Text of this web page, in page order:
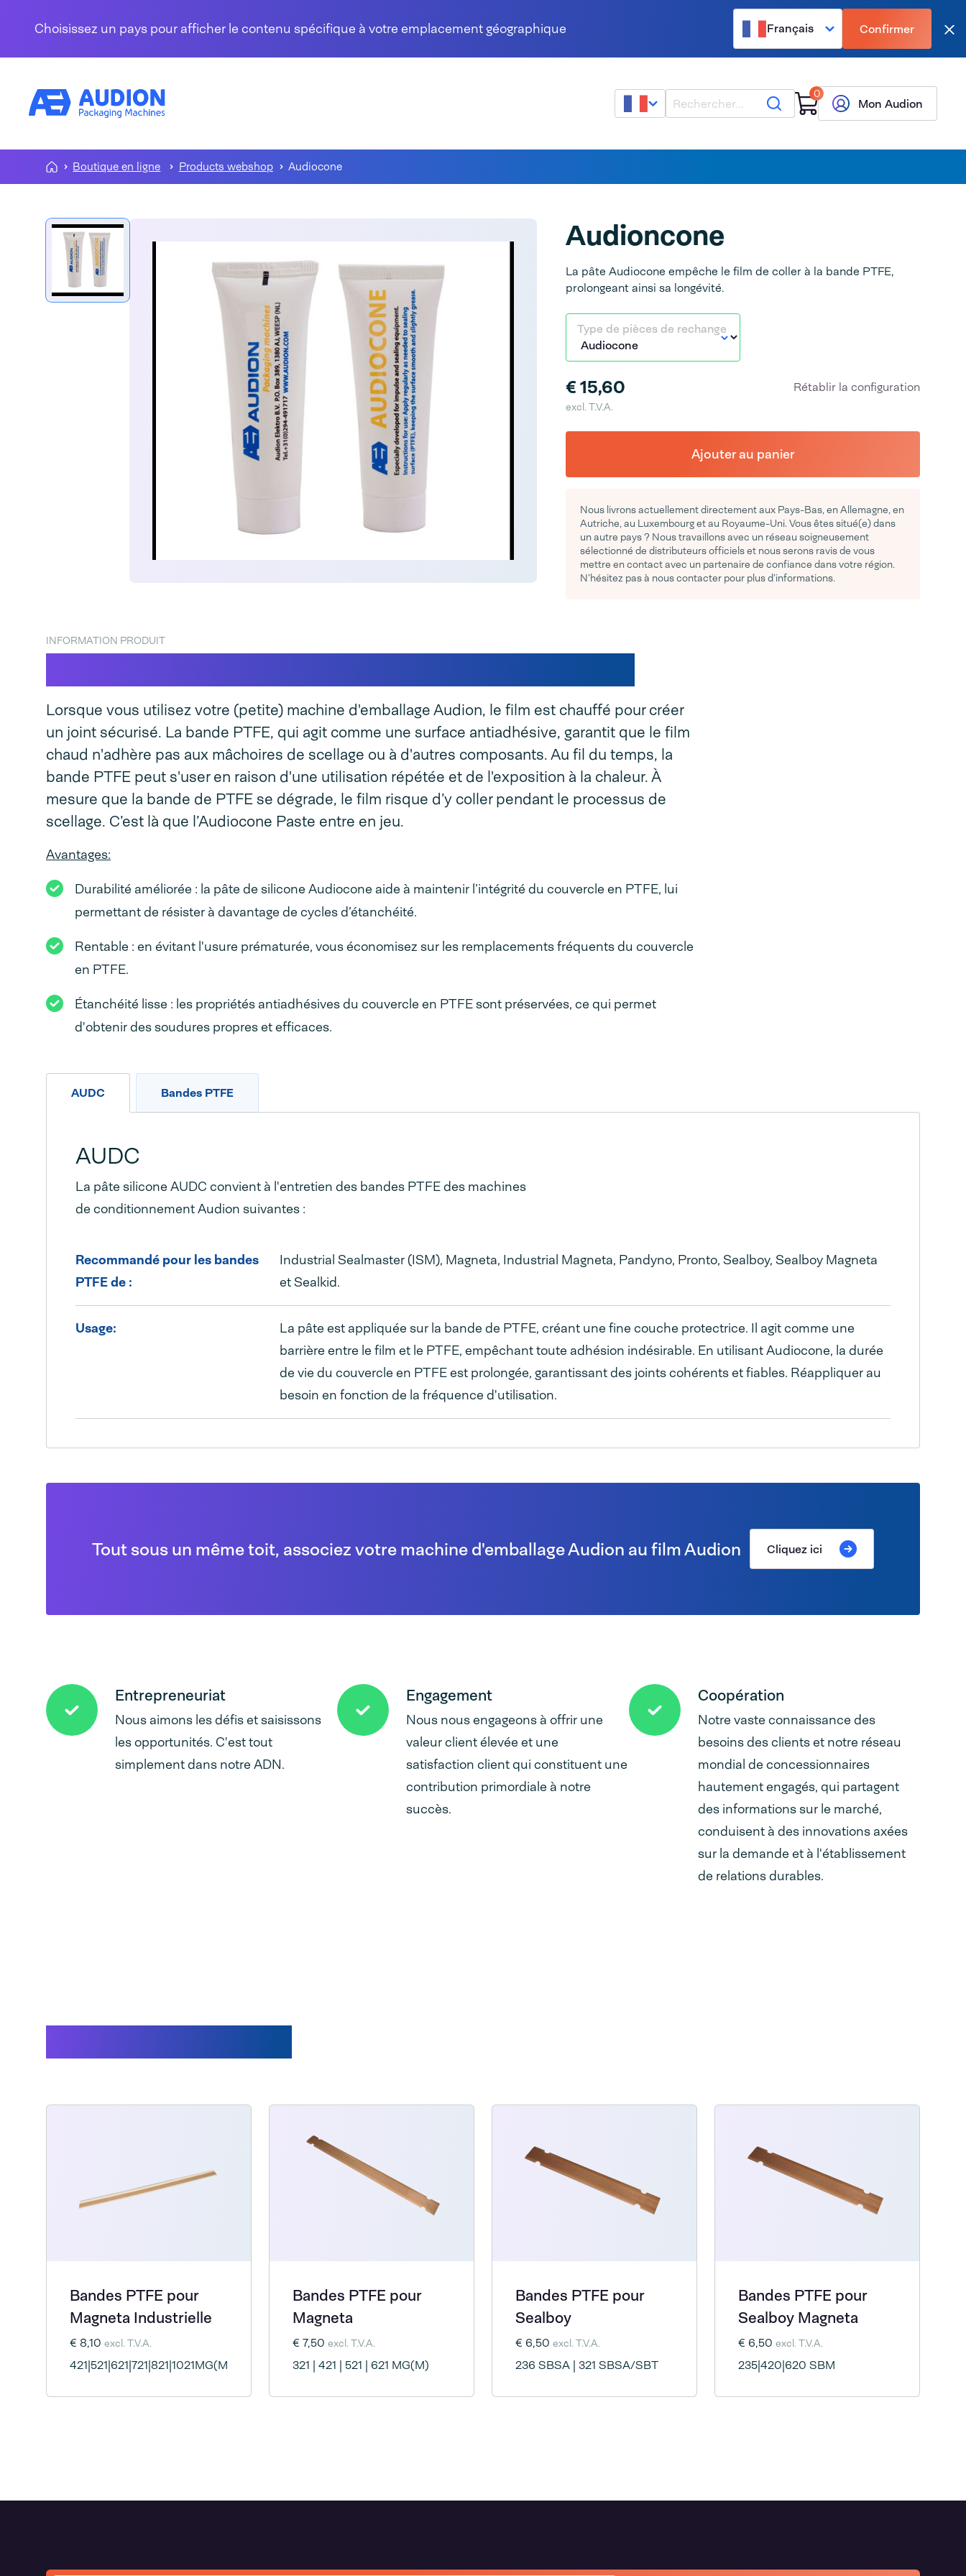
Choisissez un pays pour afficher le contenu spécifique à votre emplacement géographique
Français Confirmer
Rechercher 0
Mon Audion
Boutique en ligne Products webshop Audiocone
Audioncone
La pâte Audiocone empêche le film de coller à la bande PTFE,
prolongeant ainsi sa longévité.
Type de pièces de rechange
€ 15,60
excl. T.V.A.
Rétablir la configuration
Ajouter au panier
Nous livrons actuellement directement aux Pays-Bas, en Allemagne, en
Autriche, au Luxembourg et au Royaume-Uni. Vous êtes situé(e) dans
un autre pays ? Nous travaillons avec un réseau soigneusement
sélectionné de distributeurs officiels et nous serons ravis de vous
mettre en contact avec un partenaire de confiance dans votre région.
N’hésitez pas à nous contacter pour plus d’informations.
INFORMATION PRODUIT
Lorsque vous utilisez votre (petite) machine d'emballage Audion, le film est chauffé pour créer
un joint sécurisé. La bande PTFE, qui agit comme une surface antiadhésive, garantit que le film
chaud n'adhère pas aux mâchoires de scellage ou à d'autres composants. Au fil du temps, la
bande PTFE peut s'user en raison d'une utilisation répétée et de l'exposition à la chaleur. À
mesure que la bande de PTFE se dégrade, le film risque d’y coller pendant le processus de
scellage. C’est là que l’Audiocone Paste entre en jeu.
Avantages:
Durabilité améliorée : la pâte de silicone Audiocone aide à maintenir l’intégrité du couvercle en PTFE, lui
permettant de résister à davantage de cycles d’étanchéité.
Rentable : en évitant l'usure prématurée, vous économisez sur les remplacements fréquents du couvercle
en PTFE.
Étanchéité lisse : les propriétés antiadhésives du couvercle en PTFE sont préservées, ce qui permet
d'obtenir des soudures propres et efficaces.
AUDC Bandes PTFE
AUDC
La pâte silicone AUDC convient à l'entretien des bandes PTFE des machines
de conditionnement Audion suivantes :
Recommandé pour les bandes
PTFE de :
Industrial Sealmaster (ISM), Magneta, Industrial Magneta, Pandyno, Pronto, Sealboy, Sealboy Magneta
et Sealkid.
Usage:
La pâte est appliquée sur la bande de PTFE, créant une fine couche protectrice. Il agit comme une
barrière entre le film et le PTFE, empêchant toute adhésion indésirable. En utilisant Audiocone, la durée
de vie du couvercle en PTFE est prolongée, garantissant des joints cohérents et fiables. Réappliquer au
besoin en fonction de la fréquence d'utilisation.
Tout sous un même toit, associez votre machine d'emballage Audion au film Audion Cliquez ici
Entrepreneuriat
Nous aimons les défis et saisissons
les opportunités. C'est tout
simplement dans notre ADN.
Engagement
Nous nous engageons à offrir une
valeur client élevée et une
satisfaction client qui constituent une
contribution primordiale à notre
succès.
Coopération
Notre vaste connaissance des
besoins des clients et notre réseau
mondial de concessionnaires
hautement engagés, qui partagent
des informations sur le marché,
conduisent à des innovations axées
sur la demande et à l'établissement
de relations durables.
Bandes PTFE pour
Magneta Industrielle
€ 8,10 excl. T.V.A.
421|521|621|721|821|1021MG(M)I
Bandes PTFE pour
Magneta
€ 7,50 excl. T.V.A.
321 | 421 | 521 | 621 MG(M)
Bandes PTFE pour
Sealboy
€ 6,50 excl. T.V.A.
236 SBSA | 321 SBSA/SBT
Bandes PTFE pour
Sealboy Magneta
€ 6,50 excl. T.V.A.
235|420|620 SBM